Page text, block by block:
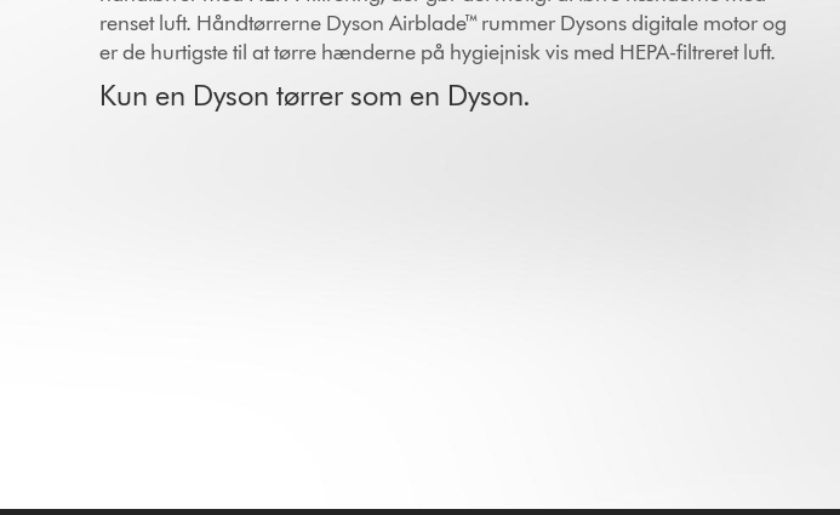
renset luft. Håndtørrerne Dyson Airblade™ rummer Dysons digitale motor og
er de hurtigste til at tørre hænderne på hygiejnisk vis med HEPA-filtreret luft.
Kun en Dyson tørrer som en Dyson.